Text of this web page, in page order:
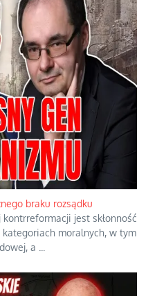
braku rozsądku
jest skłonność
moralnych, w tym
a